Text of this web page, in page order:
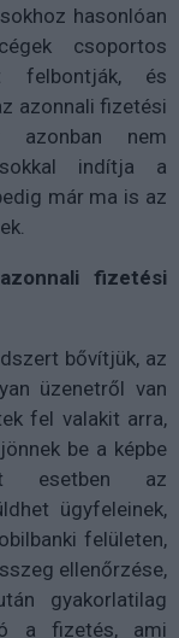
hasonlóan
csoportos
felbontják, és
azonnali fizetési
azonban nem
indítja a
már ma is az
fizetési
bővítjük, az
üzenetről van
fel valakit arra,
be a képbe
esetben az
ügyfeleinek,
felületen,
ellenőrzése,
gyakorlatilag
a fizetés, ami